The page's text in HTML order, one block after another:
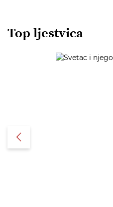
Top ljestvica